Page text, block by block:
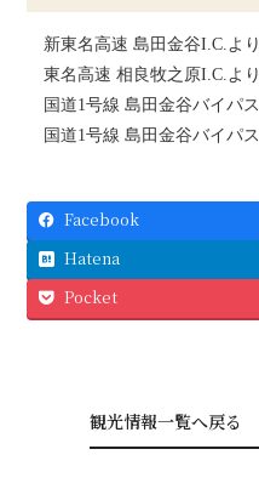
新東名高速 島田金谷I.C.よ
東名高速 相良牧之原I.C.よ
国道1号線 島田金谷バイパ
国道1号線 島田金谷バイパ
Facebook
Hatena
Pocket
観光情報一覧へ戻る